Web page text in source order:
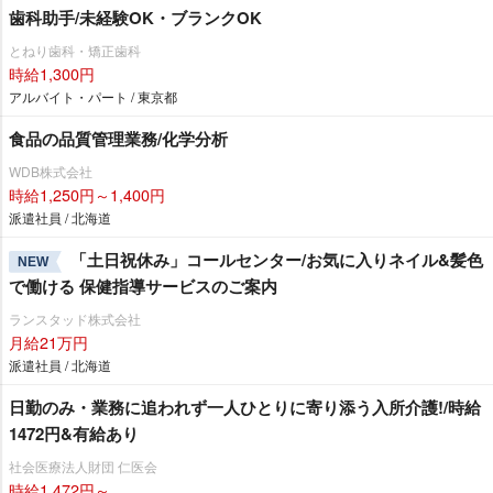
歯科助手/未経験OK・ブランクOK
とねり歯科・矯正歯科
時給1,300円
アルバイト・パート / 東京都
食品の品質管理業務/化学分析
WDB株式会社
時給1,250円～1,400円
派遣社員 / 北海道
NEW
「土日祝休み」コールセンター/お気に入りネイル&髪色
で働ける 保健指導サービスのご案内
ランスタッド株式会社
月給21万円
派遣社員 / 北海道
日勤のみ・業務に追われず一人ひとりに寄り添う入所介護!/時給
1472円&有給あり
社会医療法人財団 仁医会